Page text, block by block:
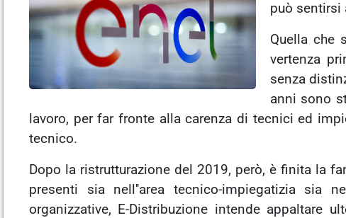
può sentirsi
Quella che
vertenza
senza
anni sono
lavoro, per far fronte alla carenza di tecnici ed
tecnico.
Dopo la ristrutturazione del 2019, però, è finita la
presenti sia nell''area tecnico-impiegatizia sia
organizzative, E-Distribuzione intende appaltare